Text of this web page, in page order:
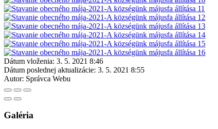
Dátum vloženia: 3. 5. 2021 8:46
Dátum poslednej aktualizácie: 3. 5. 2021 8:55
Autor: Správca Webu
Galéria